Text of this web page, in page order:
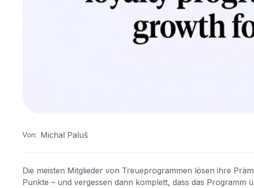
Von: Michal Paluš
Die meisten Mitglieder von Treueprogrammen lösen ihre
Punkte – und vergessen dann komplett, dass das Programm